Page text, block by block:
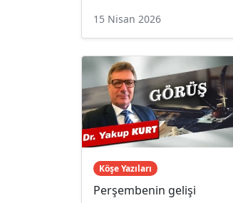
15 Nisan 2026
Köşe Yazıları
Perşembenin gelişi